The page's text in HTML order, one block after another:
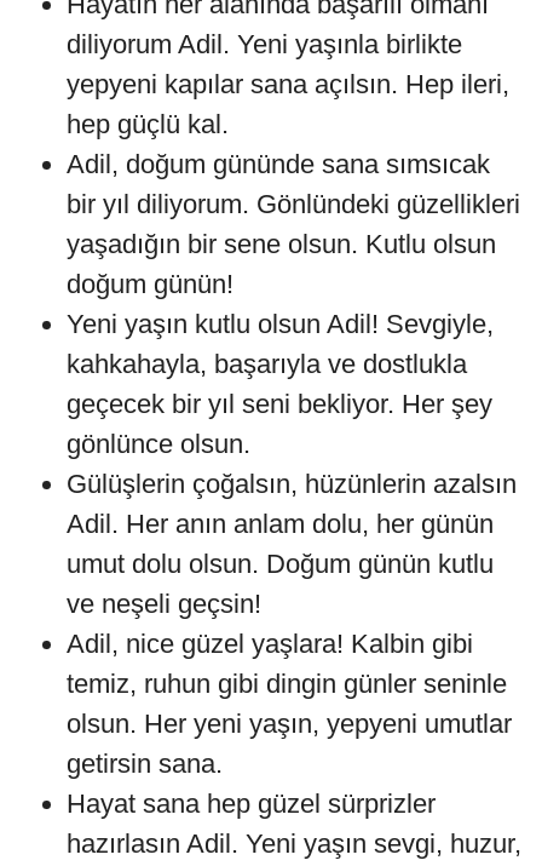
diliyorum Adil. Yeni yaşınla birlikte
yepyeni kapılar sana açılsın. Hep ileri,
hep güçlü kal.
Adil, doğum gününde sana sımsıcak
bir yıl diliyorum. Gönlündeki güzellikleri
yaşadığın bir sene olsun. Kutlu olsun
doğum günün!
Yeni yaşın kutlu olsun Adil! Sevgiyle,
kahkahayla, başarıyla ve dostlukla
geçecek bir yıl seni bekliyor. Her şey
gönlünce olsun.
Gülüşlerin çoğalsın, hüzünlerin azalsın
Adil. Her anın anlam dolu, her günün
umut dolu olsun. Doğum günün kutlu
ve neşeli geçsin!
Adil, nice güzel yaşlara! Kalbin gibi
temiz, ruhun gibi dingin günler seninle
olsun. Her yeni yaşın, yepyeni umutlar
getirsin sana.
Hayat sana hep güzel sürprizler
hazırlasın Adil. Yeni yaşın sevgi, huzur,